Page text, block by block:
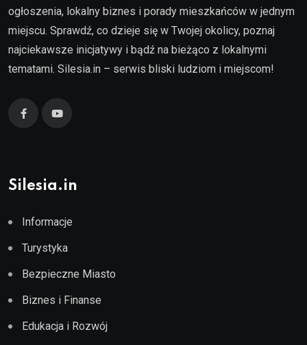
ogłoszenia, lokalny biznes i porady mieszkańców w jednym
miejscu. Sprawdź, co dzieje się w Twojej okolicy, poznaj
najciekawsze inicjatywy i bądź na bieżąco z lokalnymi
tematami. Silesia.in – serwis bliski ludziom i miejscom!
Silesia.in
Informacje
Turystyka
Bezpieczne Miasto
Biznes i Finanse
Edukacja i Rozwój